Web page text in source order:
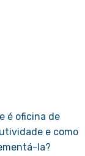
é oficina de
e como
la?